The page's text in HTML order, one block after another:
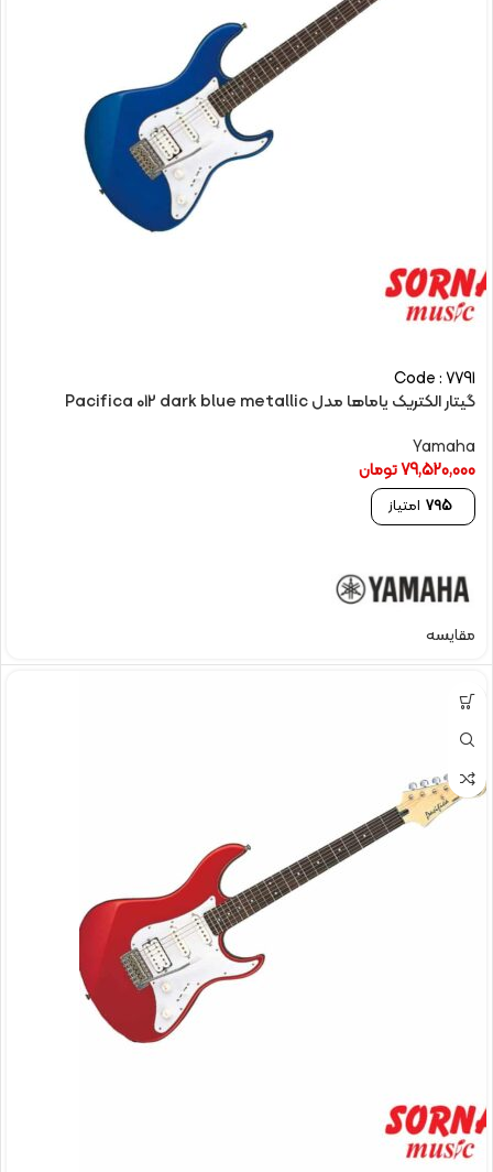
Code : 7791
گیتار الکتریک یاماها مدل Pacifica 012 dark blue metallic
Yamaha
79,520,000تومان
795 امتیاز
مقایسه